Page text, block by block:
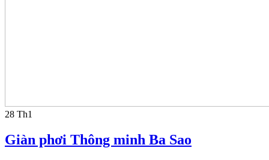
28 Th1
Giàn phơi Thông minh Ba Sao